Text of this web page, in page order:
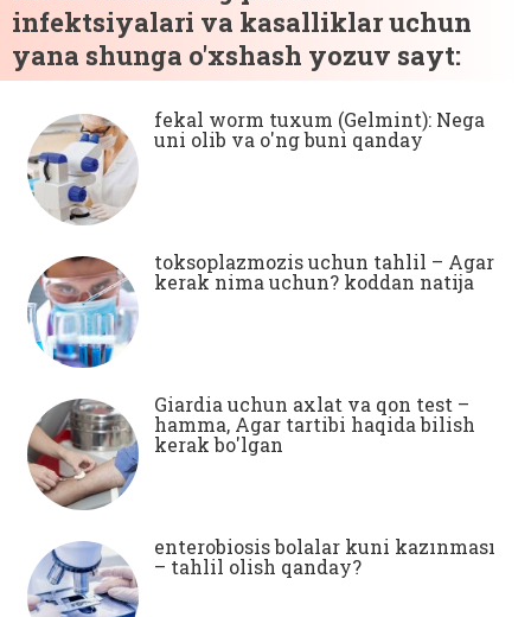
infektsiyalari va kasalliklar uchun
yana shunga o'xshash yozuv sayt:
fekal worm tuxum (Gelmint): Nega
uni olib va ​​o'ng buni qanday
toksoplazmozis uchun tahlil – Agar
kerak nima uchun? koddan natija
Giardia uchun axlat va qon test –
hamma, Agar tartibi haqida bilish
kerak bo'lgan
enterobiosis bolalar kuni kazınması
– tahlil olish qanday?